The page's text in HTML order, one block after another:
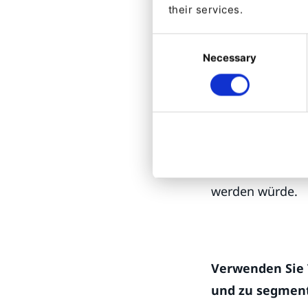
their services.
Necessary
- Traveller
- Koch (Chef)
Wir können
der Content ist
werden würde.
Verwenden
und zu